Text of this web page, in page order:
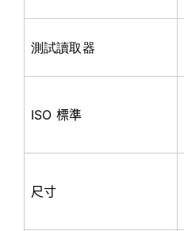
測試讀取器
ISO 標準
尺寸